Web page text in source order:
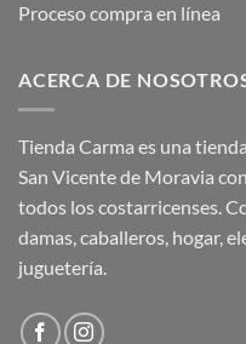
Proceso compra en línea
ACERCA DE
Tienda Carma es una
San Vicente de Moravia
todos los costarricenses.
damas, caballeros, hogar,
juguetería.